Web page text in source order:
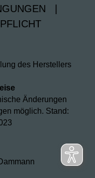
des Herstellers
Änderungen
möglich. Stand: